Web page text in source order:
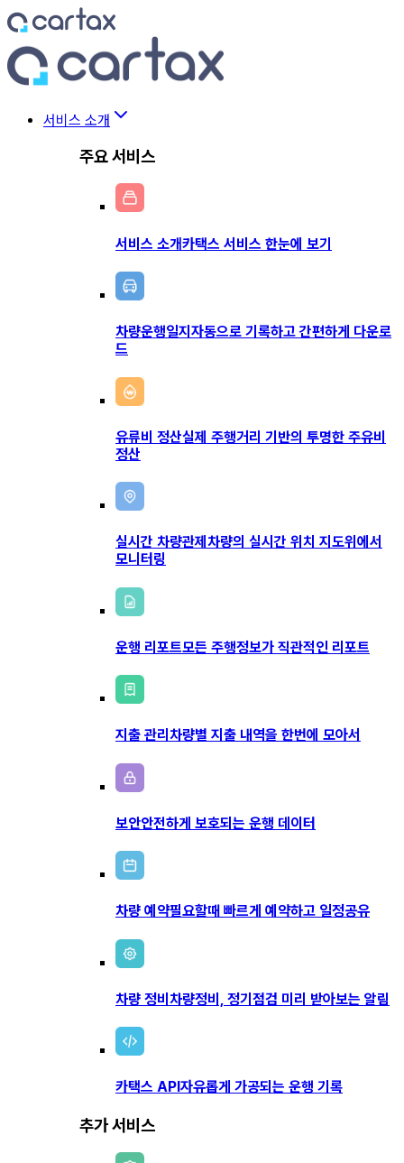
서비스 소개
주요 서비스
서비스 소개카택스 서비스 한눈에 보기
차량운행일지 자동으로 기록하고 간편하게 다운로
드
유류비 정산실제 주행거리 기반의 투명한 주유비
정산
실시간 차량관제 차량의 실시간 위치 지도위에서
모니터링
운행 리포트모든 주행정보가 직관적인 리포트
지출 관리 차량별 지출 내역을 한번에 모아서
보안안전하게 보호되는 운행 데이터
차량 예약필요할때 빠르게 예약하고 일정공유
차량 정비 차량정비, 정기점검 미리 받아보는 알림
카택스 API 자유롭게 가공되는 운행 기록
추가 서비스